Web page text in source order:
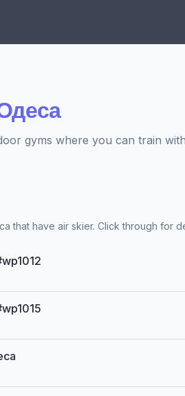
gyms where you can train
that have air skier. Click through for